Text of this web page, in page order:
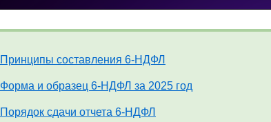
Принципы составления 6-НДФЛ
Форма и образец 6-НДФЛ за 2025 год
Порядок сдачи отчета 6-НДФЛ